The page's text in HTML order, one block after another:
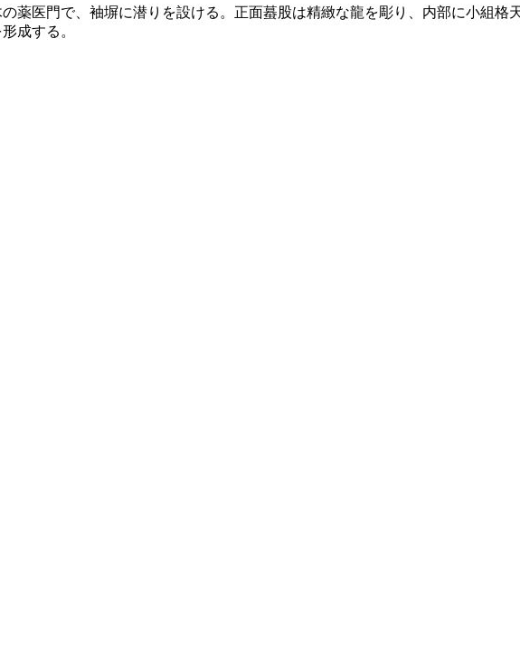
薬医門で、袖塀に潜りを設ける。正面蟇股は精緻な龍を彫り、内部に小組格
成する。